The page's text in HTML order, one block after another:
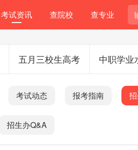
考试资讯 查院校 查专业
五月三校生高考 中职学业
考试动态 报考指南
招生办Q&A